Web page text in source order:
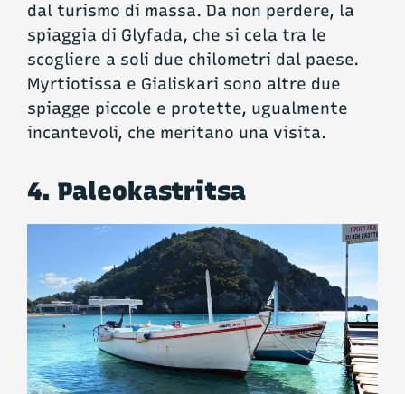
dal turismo di massa. Da non perdere, la
spiaggia di Glyfada, che si cela tra le
scogliere a soli due chilometri dal paese.
Myrtiotissa e Gialiskari sono altre due
spiagge piccole e protette, ugualmente
incantevoli, che meritano una visita.
4. Paleokastritsa